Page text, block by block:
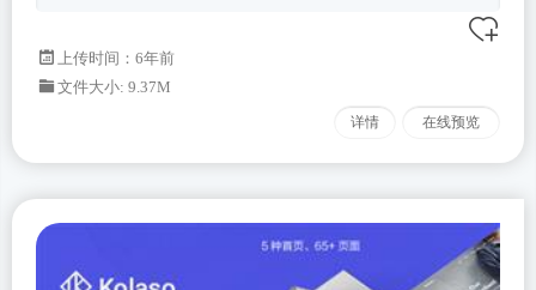
上传时间：6年前
文件大小: 9.37M
详情 在线预览